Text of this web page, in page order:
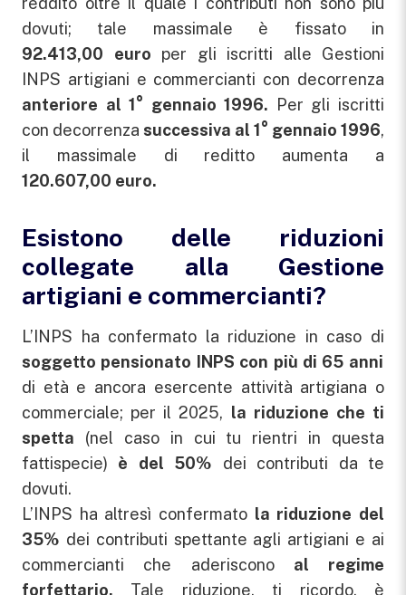
dovuti; tale massimale è fissato in
92.413,00 euro per gli iscritti alle Gestioni
INPS artigiani e commercianti con decorrenza
anteriore al 1° gennaio 1996.
Per gli iscritti
con decorrenza successiva al 1° gennaio 1996,
il massimale di reditto aumenta a
120.607,00 euro.
Esistono delle riduzioni
collegate alla Gestione
artigiani e commercianti?
L’INPS ha confermato la riduzione in caso di
soggetto pensionato INPS con più di 65 anni
di età e ancora esercente attività artigiana o
commerciale; per il 2025, la riduzione che ti
spetta (nel caso in cui tu rientri in questa
fattispecie) è del 50% dei contributi da te
dovuti.
L’INPS ha altresì confermato la riduzione del
35% dei contributi spettante agli artigiani e ai
commercianti che aderiscono al regime
forfettario. Tale riduzione, ti ricordo, è